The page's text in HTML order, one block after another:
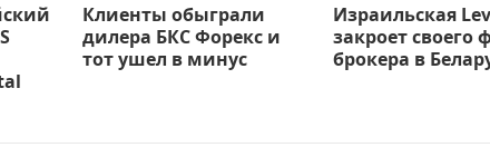
Клиенты обыграли
дилера БКС Форекс и
тот ушел в минус
Израильская
закроет своего
брокера в